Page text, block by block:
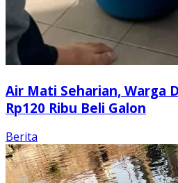
Air Mati Seharian, Warga
Rp120 Ribu Beli Galon
Berita